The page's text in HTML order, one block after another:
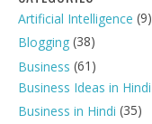
Artificial Intelligence (9)
Blogging (38)
Business (61)
Business Ideas in Hindi
Business in Hindi (35)